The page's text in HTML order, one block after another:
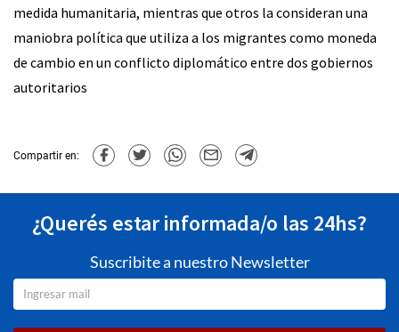
medida humanitaria, mientras que otros la consideran una
maniobra política que utiliza a los migrantes como moneda
de cambio en un conflicto diplomático entre dos gobiernos
autoritarios
Compartir en:
¿Querés estar informada/o las 24hs?
Suscribite a nuestro Newsletter